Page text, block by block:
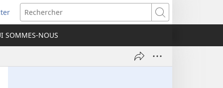
Rechercher
SOMMES-NOUS